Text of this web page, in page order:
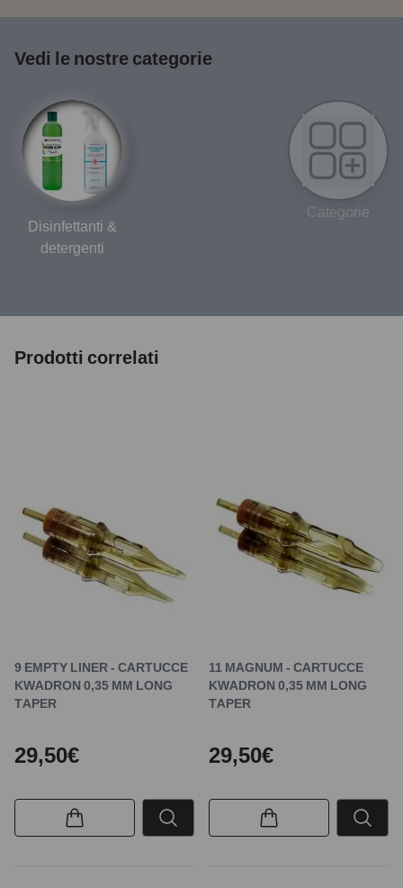
Vedi le nostre categorie
Disinfettanti &
detergenti
Categorie
Prodotti correlati
9 EMPTY LINER - CARTUCCE
KWADRON 0,35 MM LONG
TAPER
29,50€
11 MAGNUM - CARTUCCE
KWADRON 0,35 MM LONG
TAPER
29,50€